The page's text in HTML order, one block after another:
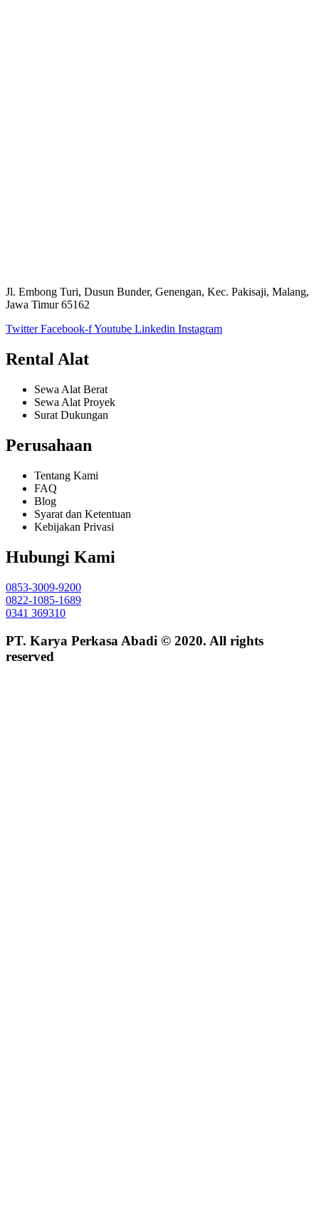
Jl. Embong Turi, Dusun Bunder, Genengan, Kec. Pakisaji, Malang,
Jawa Timur 65162
Twitter Facebook-fYoutube Linkedin Instagram
Rental Alat
Sewa Alat Berat
Sewa Alat Proyek
Surat Dukungan
Perusahaan
Tentang Kami
FAQ
Blog
Syarat dan Ketentuan
Kebijakan Privasi
Hubungi Kami
0853-3009-9200
0822-1085-1689
0341 369310
PT. Karya Perkasa Abadi © 2020. All rights
reserved